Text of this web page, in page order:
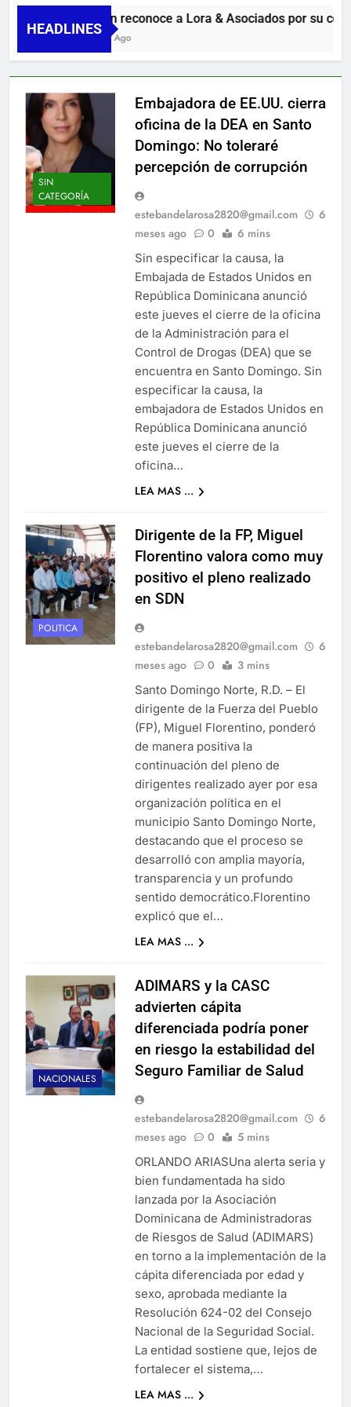
HEADLINES
Guanin reconoce a Lora & Asociados por su
4 Horas Ago
SIN
CATEGORÍA
Embajadora de EE.UU. cierra
oficina de la DEA en Santo
Domingo: No toleraré
percepción de corrupción
estebandelarosa2820@gmail.com
6
meses ago
0 6 mins
Sin especificar la causa, la
Embajada de Estados Unidos en
República Dominicana anunció
este jueves el cierre de la oficina
de la Administración para el
Control de Drogas (DEA) que se
encuentra en Santo Domingo. Sin
especificar la causa, la
embajadora de Estados Unidos en
República Dominicana anunció
este jueves el cierre de la
oficina…
LEA MAS ...
POLITICA
Dirigente de la FP, Miguel
Florentino valora como muy
positivo el pleno realizado
en SDN
estebandelarosa2820@gmail.com
6
meses ago
0 3 mins
Santo Domingo Norte, R.D. – El
dirigente de la Fuerza del Pueblo
(FP), Miguel Florentino, ponderó
de manera positiva la
continuación del pleno de
dirigentes realizado ayer por esa
organización política en el
municipio Santo Domingo Norte,
destacando que el proceso se
desarrolló con amplia mayoría,
transparencia y un profundo
sentido democrático.Florentino
explicó que el…
LEA MAS ...
NACIONALES
ADIMARS y la CASC
advierten cápita
diferenciada podría poner
en riesgo la estabilidad del
Seguro Familiar de Salud
estebandelarosa2820@gmail.com
6
meses ago
0 5 mins
ORLANDO ARIASUna alerta seria y
bien fundamentada ha sido
lanzada por la Asociación
Dominicana de Administradoras
de Riesgos de Salud (ADIMARS)
en torno a la implementación de la
cápita diferenciada por edad y
sexo, aprobada mediante la
Resolución 624-02 del Consejo
Nacional de la Seguridad Social.
La entidad sostiene que, lejos de
fortalecer el sistema,…
LEA MAS ...